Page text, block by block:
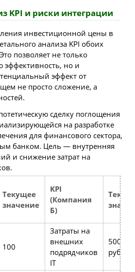
KPI и риски интеграции
инвестиционной цены в
анализа KPI обоих
позволяет не только
эффективность, но и
эффект от
не просто сложение, а
сделку поглощения
на разработке
для финансового сектора,
банком. Цель — внутренняя
и снижение затрат на
Текущее
значение
KPI
(Компания
Б)
100
Затраты на
внешних
подрядчиков
IT
500
руб./